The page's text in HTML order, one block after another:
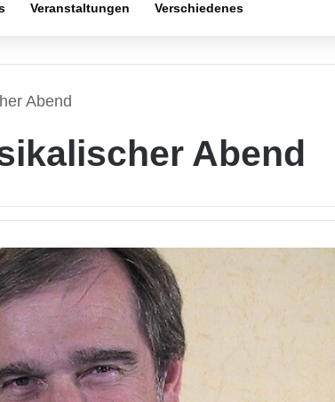
Veranstaltungen Verschiedenes
Abend
Abend